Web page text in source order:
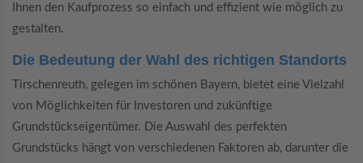
Ihnen den Kaufprozess so einfach und effizient wie möglich zu
gestalten.
Die Bedeutung der Wahl des richtigen Standorts
Tirschenreuth, gelegen im schönen Bayern, bietet eine Vielzahl
von Möglichkeiten für Investoren und zukünftige
Grundstückseigentümer. Die Auswahl des perfekten
Grundstücks hängt von verschiedenen Faktoren ab, darunter die